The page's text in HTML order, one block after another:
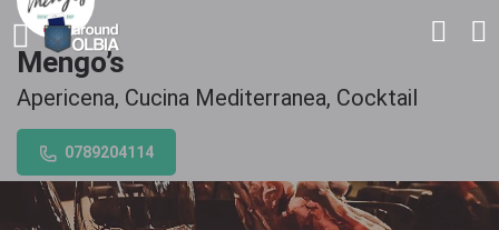
Mengo’s
Apericena, Cucina Mediterranea, Cocktail
0789204114